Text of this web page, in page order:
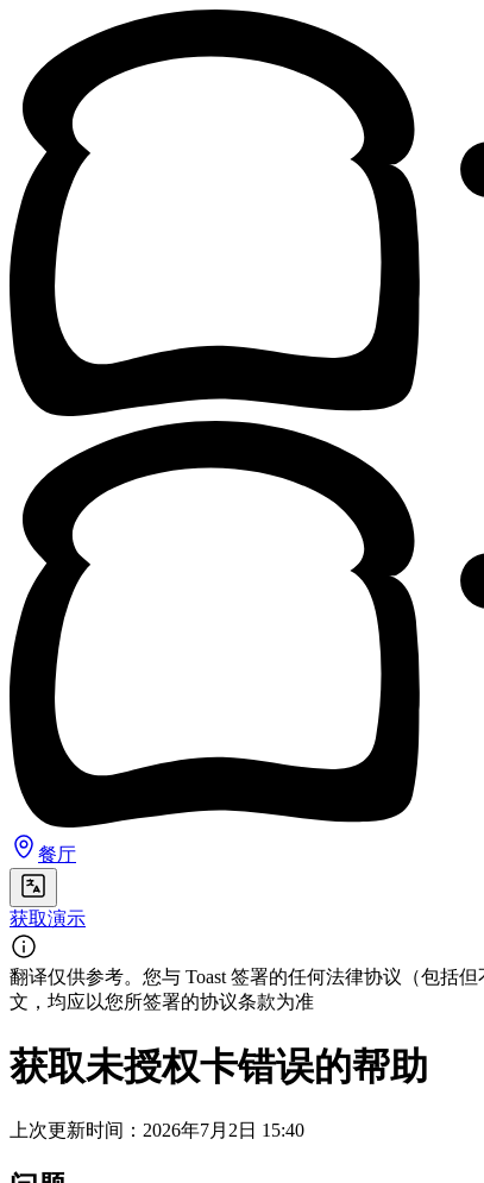
餐厅
获取演示
翻译仅供参考。您与 Toast 签署的任何法律协议（包括
文，均应以您所签署的协议条款为准
获取未授权卡错误的帮助
上次更新时间：2026年7月2日 15:40